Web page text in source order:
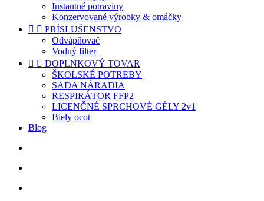
Instantné potraviny
Konzervované výrobky & omáčky
  PRÍSLUŠENSTVO
Odvápňovač
Vodný filter
  DOPLNKOVÝ TOVAR
ŠKOLSKÉ POTREBY
SADA NÁRADIA
RESPIRÁTOR FFP2
LICENČNÉ SPRCHOVÉ GÉLY 2v1
Biely ocot
Blog